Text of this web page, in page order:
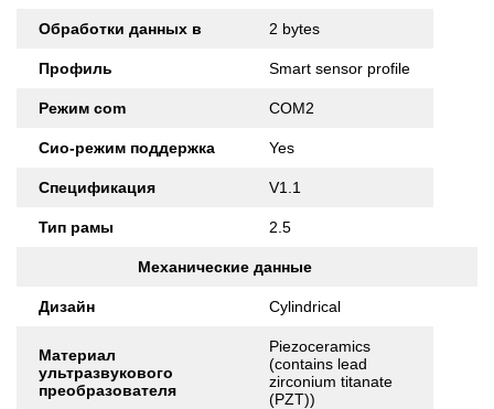
Обработки данных в 2 bytes
Профиль Smart sensor profile
Режим com COM2
Сио-режим поддержка Yes
Спецификация V1.1
Тип рамы 2.5
Механические данные
Дизайн Cylindrical
Материал
ультразвукового
преобразователя
Piezoceramics
(contains lead
zirconium titanate
(PZT))